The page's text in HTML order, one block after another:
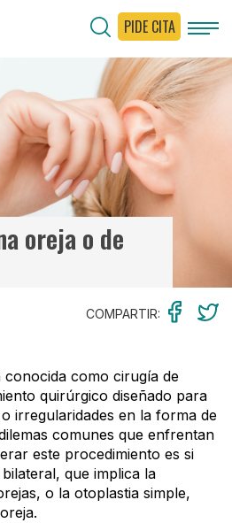
PIDE CITA
oreja o de
COMPARTIR:
conocida como cirugía de
quirúrgico diseñado para
irregularidades en la forma de
comunes que enfrentan
este procedimiento es si
que implica la
o la otoplastia simple,